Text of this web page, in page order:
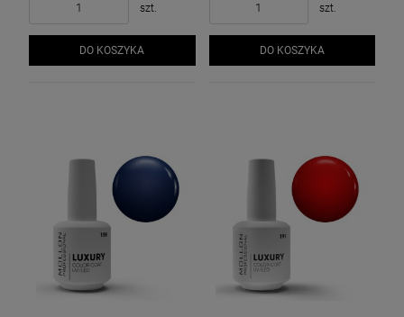
szt.
DO KOSZYKA
szt.
DO KOSZYKA